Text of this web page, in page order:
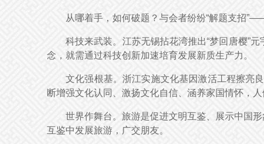
从哪着手，如何破题？与会者纷纷“解题支招
科技来武装。江苏无锡拈花湾推出“梦回唐樱”
念，就需通过科技创新加速培育发展新质生产力。
文化强根基。浙江实施文化基因激活工程擦亮
断增强文化认同、激扬文化自信、涵养家国情怀，
世界作舞台。旅游是促进文明互鉴、展示中国
互鉴中发展旅游，广交朋友。